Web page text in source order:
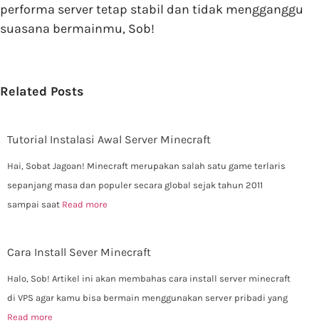
performa server tetap stabil dan tidak mengganggu
suasana bermainmu, Sob!
Related Posts
Tutorial Instalasi Awal Server Minecraft
Hai, Sobat Jagoan! Minecraft merupakan salah satu game terlaris
sepanjang masa dan populer secara global sejak tahun 2011
sampai saat Read more
Cara Install Sever Minecraft
Halo, Sob! Artikel ini akan membahas cara install server minecraft
di VPS agar kamu bisa bermain menggunakan server pribadi yang
Read more